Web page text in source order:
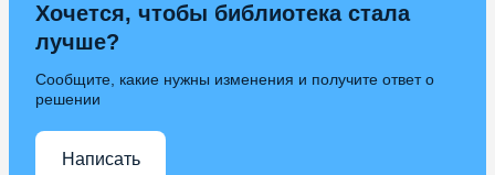
Хочется, чтобы библиотека стала
лучше?
Сообщите, какие нужны изменения и получите ответ о
решении
Написать